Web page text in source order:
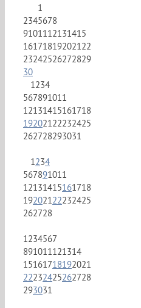
1
2345678
91011 12131415
161718192021 22
23242526272829
30
1 234
567891011
12131415161718
192021 22232425
262728293031
1 234
567891011
12131415161718
192021 22232425
262728
1 234567
891011 121314
15161718192021
22232425262728
293031